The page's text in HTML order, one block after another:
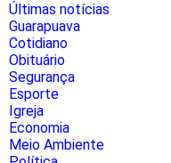
Últimas notícias
Guarapuava
Cotidiano
Obituário
Segurança
Esporte
Igreja
Economia
Meio Ambiente